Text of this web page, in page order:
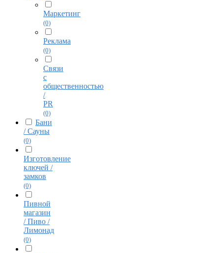
Маркетинг
(0)
Реклама
(0)
Связи
с
общественностью
/
PR
(0)
Бани
/ Сауны
(0)
Изготовление
ключей /
замков
(0)
Пивной
магазин
/ Пиво /
Лимонад
(0)